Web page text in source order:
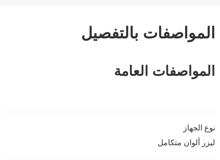
المواصفات بالتفصيل
المواصفات العامة
نوع الجهاز
ليزر ألوان متكامل